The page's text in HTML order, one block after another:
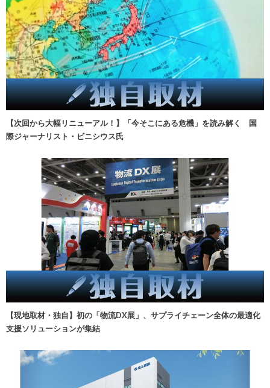
【次回から大幅リニューアル！】「今そこにある危機」を読み解く 国
際ジャーナリスト・ビニシウス氏
【現地取材・独自】初の「物流DX展」、サプライチェーン全体の最適化
支援ソリューションが集結